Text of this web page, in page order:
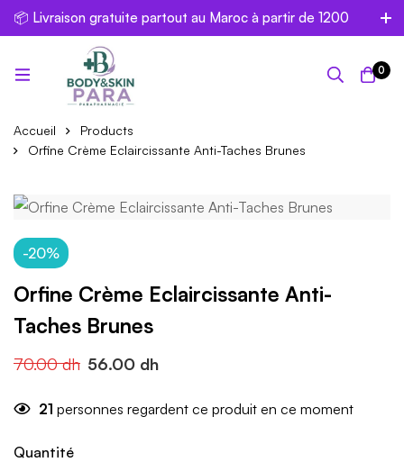
📦 Livraison gratuite partout au Maroc à partir de 1200
dh
0
Accueil
Products
Orfine Crème Eclaircissante Anti-Taches Brunes
-20%
Orfine Crème Eclaircissante Anti-
Taches Brunes
70.00dh 56.00 dh
21 personnes regardent ce produit en ce moment
Quantité